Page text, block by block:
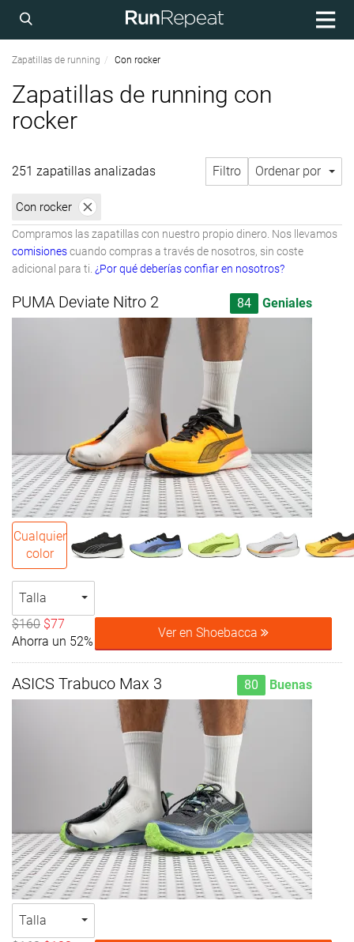
Zapatillas de running Con rocker
Zapatillas de running con
rocker
251 zapatillas analizadas Filtro Ordenar por
Con rocker
Compramos las zapatillas con nuestro propio dinero. Nos llevamos
comisionescuando compras a través de nosotros, sin coste
adicional para ti. ¿Por qué deberías confiar en nosotros?
PUMA Deviate Nitro 2 84 Geniales
Cualquier
color
Talla
$160 $77
Ahorra un 52%
Ver en Shoebacca
ASICS Trabuco Max 3 80 Buenas
Talla